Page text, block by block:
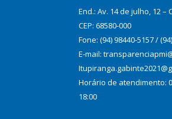
End.: Av. 14 de julho, 12 –
CEP: 68580-000
Fone: (94) 98440-5157 /
E-mail:
Horário de atendimento:
18:00